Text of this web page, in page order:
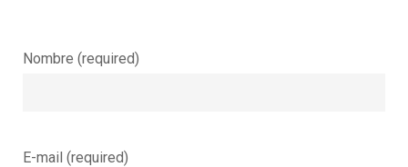
Nombre (required)
E-mail (required)